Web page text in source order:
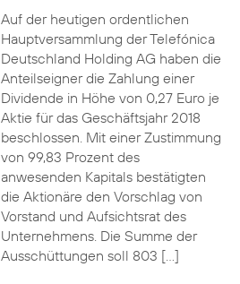
Auf der heutigen ordentlichen
Hauptversammlung der Telefónica
Deutschland Holding AG haben die
Anteilseigner die Zahlung einer
Dividende in Höhe von 0,27 Euro je
Aktie für das Geschäftsjahr 2018
beschlossen. Mit einer Zustimmung
von 99,83 Prozent des
anwesenden Kapitals bestätigten
die Aktionäre den Vorschlag von
Vorstand und Aufsichtsrat des
Unternehmens. Die Summe der
Ausschüttungen soll 803 […]